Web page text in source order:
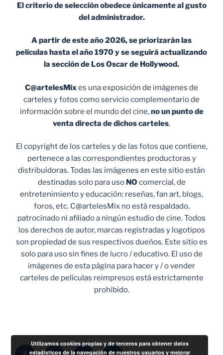
El criterio de selección obedece únicamente al gusto
del administrador.
A partir de este año 2026, se priorizarán las
películas hasta el año 1970 y se seguirá actualizando
la sección de Los Oscar de Hollywood.
C@artelesMixes una exposición de imágenes de
carteles y fotos como servicio complementario de
información sobre el mundo del cine,no un punto de
venta directa de dichos carteles.
El copyright de los carteles y de las fotos que contiene,
pertenece a las correspondientes productoras y
distribuidoras. Todas las imágenes en este sitio están
destinadas solo para uso NO comercial, de
entretenimiento y educación: reseñas, fan art, blogs,
foros, etc. C@artelesMix no está respaldado,
patrocinado ni afiliado a ningún estudio de cine. Todos
los derechos de autor, marcas registradas y logotipos
son propiedad de sus respectivos dueños. Este sitio es
solo para uso sin fines de lucro / educativo. El uso de
imágenes de esta página para hacer y / o vender
carteles de películas reimpresos está estrictamente
prohibido.
FacebookTwitter InstagramCorreo
Utilizamos cookies propias y de terceros para obtener datos
estadísticos de la navegación de nuestros usuarios y mejorar